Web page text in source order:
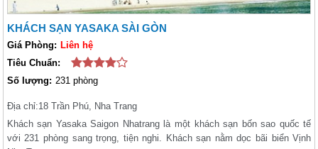
KHÁCH SẠN YASAKA SÀI GÒN
Giá Phòng: Liên hệ
Tiêu Chuẩn:
Số lượng: 231 phòng
Địa chỉ:18 Trần Phú, Nha Trang
Khách sạn Yasaka Saigon Nhatrang là một khách sạn bốn sao quốc tế
với 231 phòng sang trọng, tiện nghi. Khách sạn nằm dọc bãi biển Vịnh